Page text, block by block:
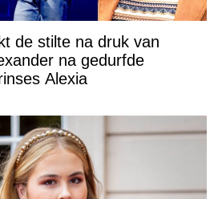
de stilte na druk van
na gedurfde
Alexia